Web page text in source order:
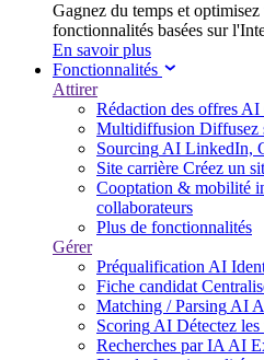
Gagnez du temps et
fonctionnalités basées sur
En savoir plus
Fonctionnalités
Attirer
Rédaction des offres AI
Multidiffusion Diffusez
Sourcing AI LinkedIn,
Site carrière Créez un
Cooptation & mobilité
collaborateurs
Plus de fonctionnalités
Gérer
Préqualification AI
Fiche candidat
Matching / Parsing AI
Scoring AI Détectez
Recherches par IA AI